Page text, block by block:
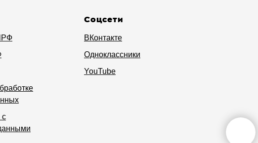
с
Соцсети
ВКонтакте
Одноклассники
YouTube